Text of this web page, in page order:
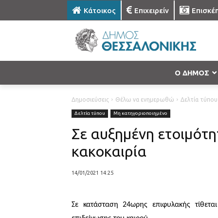
Κάτοικος Επιχειρείν
Ο ΔΗΜΟΣ
Δημοσιεύσεις Θέλω να ενημερωθώ Δελτία τύπου
Δελτία τύπου Μη κατηγοριοποιημένο
Σε αυξημένη
κακοκαιρία
14/01/2021 14:25
Σε κατάσταση 24ωρης επιφυλακής